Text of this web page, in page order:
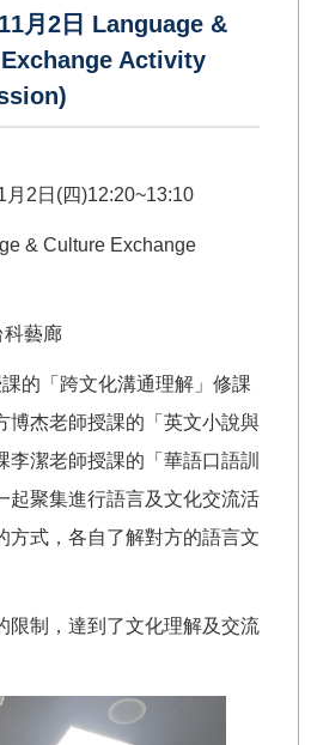
月2日 Language &
Activity
2日(四)12:20~13:10
& Culture Exchange
科藝廊
的「跨文化溝通理解」修課
博杰老師授課的「英文小說與
李潔老師授課的「華語口語訓
起聚集進行語言及文化交流活
方式，各自了解對方的語言文
限制，達到了文化理解及交流